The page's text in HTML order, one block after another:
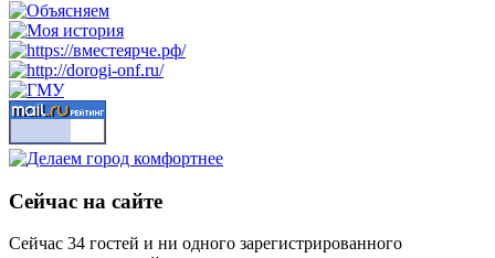
Сейчас на сайте
Сейчас 34 гостей и ни одного зарегистрированного